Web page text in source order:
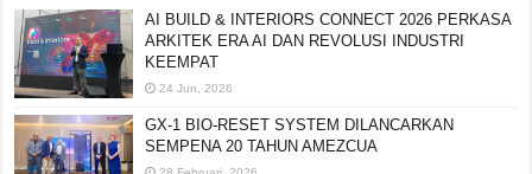
AI BUILD & INTERIORS CONNECT 2026 PERKASA
ARKITEK ERA AI DAN REVOLUSI INDUSTRI
KEEMPAT
GX-1 BIO-RESET SYSTEM DILANCARKAN
SEMPENA 20 TAHUN AMEZCUA